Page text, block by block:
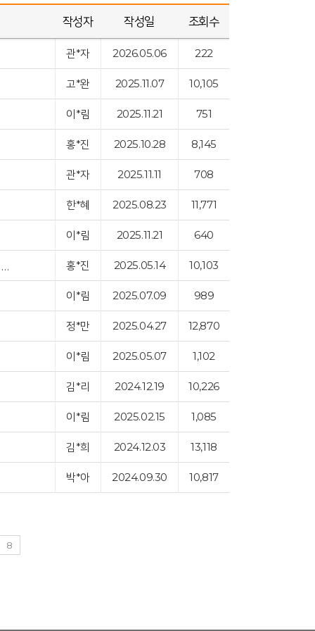
작성자 작성일 조회수
관*자 2026.05.06 222
고*완 2025.11.07 10,105
이*림 2025.11.21 751
홍*진 2025.10.28 8,145
관*자 2025.11.11 708
한*혜 2025.08.23 11,771
이*림 2025.11.21 640
6-9개월 장남감 3종류 구입 신청-미러롤러 터미타임 장난감, 배밀이 쿠션미타임… 홍*진 2025.05.14 10,103
이*림 2025.07.09 989
정*만 2025.04.27 12,870
이*림 2025.05.07 1,102
김*리 2024.12.19 10,226
이*림 2025.02.15 1,085
김*희 2024.12.03 13,118
박*아 2024.09.30 10,817
8